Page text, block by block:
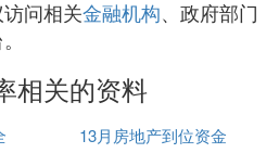
问相关金融机构、政府部门
相关的资料
13月房地产到位资金